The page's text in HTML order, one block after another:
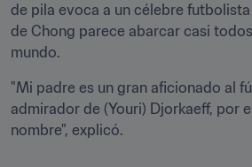
de pila evoca a un célebre
de Chong parece abarcar casi
mundo.
"Mi padre es un gran aficionado al
admirador de (Youri) Djorkaeff, por
nombre", explicó.